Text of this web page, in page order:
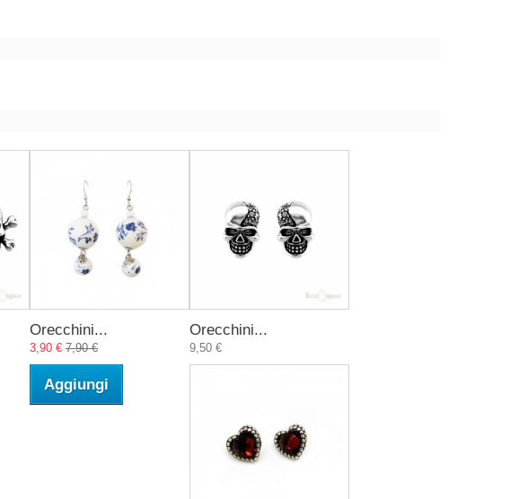
Orecchini...
3,90 € 7,90 €
Aggiungi
Orecchini...
9,50 €